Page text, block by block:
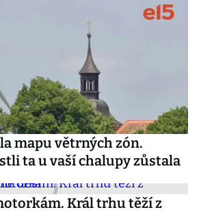
mapu větrných zón.
ta u vaší chalupy zůstala
Král trhu těží z